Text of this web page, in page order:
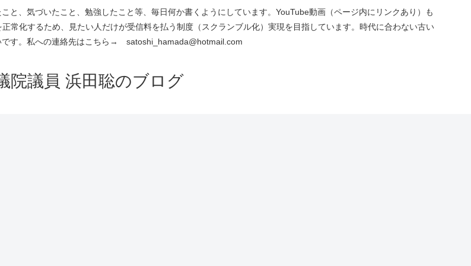
と、気づいたこと、勉強したこと等、毎日何か書くようにしています。YouTube動画（ページ内にリンクあり）も
常化するため、見たい人だけが受信料を払う制度（スクランブル化）実現を目指しています。時代に合わない古い
です。私への連絡先はこちら→ satoshi_hamada@hotmail.com
院議員 浜田聡のブログ